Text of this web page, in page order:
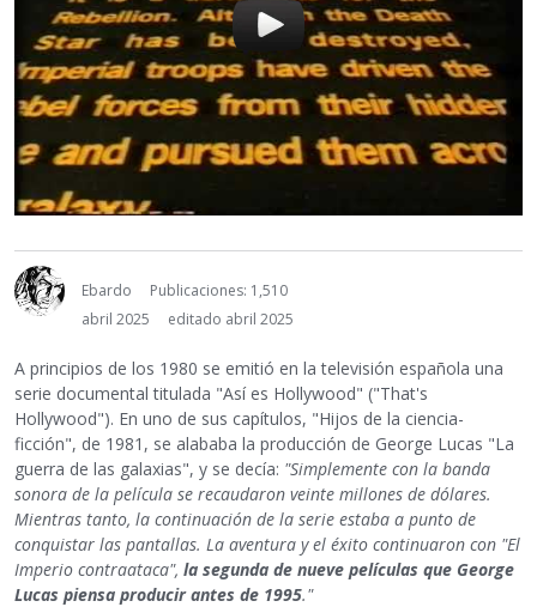
Ebardo
Publicaciones: 1,510
abril 2025
editado abril 2025
A principios de los 1980 se emitió en la televisión española una
serie documental titulada "Así es Hollywood" ("That's
Hollywood"). En uno de sus capítulos, "Hijos de la ciencia-
ficción", de 1981, se alababa la producción de George Lucas "La
guerra de las galaxias", y se decía: "Simplemente con la banda
sonora de la película se recaudaron veinte millones de dólares.
Mientras tanto, la continuación de la serie estaba a punto de
conquistar las pantallas. La aventura y el éxito continuaron con "El
Imperio contraataca", la segunda de nueve películas que George
Lucas piensa producir antes de 1995."